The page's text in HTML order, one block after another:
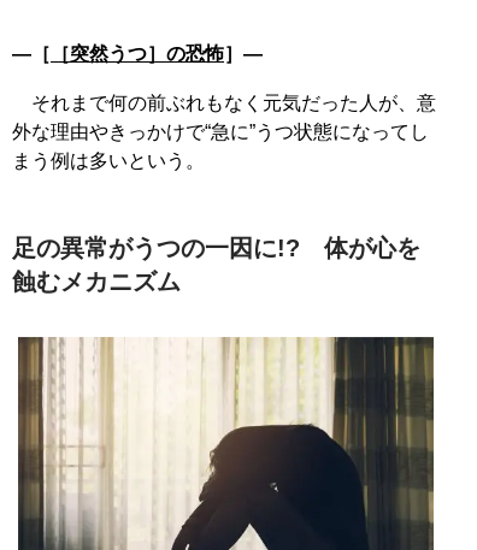
―［ ［突然うつ］の恐怖］―
それまで何の前ぶれもなく元気だった人が、意
外な理由やきっかけで“急に”うつ状態になってし
まう例は多いという。
足の異常がうつの一因に!? 体が心を
蝕むメカニズム